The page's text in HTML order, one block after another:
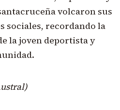
volcaron sus
sociales, recordando la
la joven deportista y